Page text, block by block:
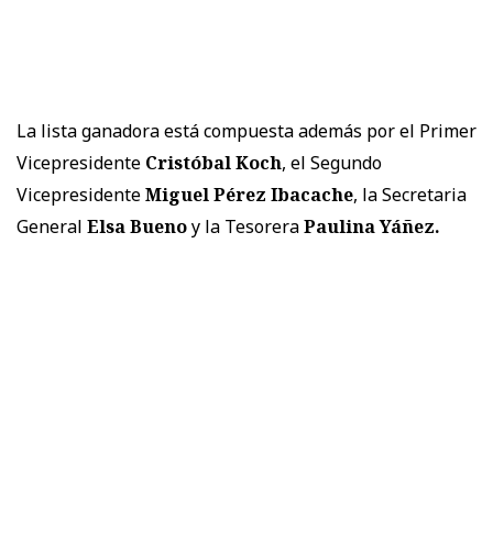
La lista ganadora está compuesta además por el Primer
Vicepresidente Cristóbal Koch, el Segundo
VicepresidenteMiguel Pérez Ibacache, la Secretaria
General Elsa Buenoy la TesoreraPaulina Yáñez.